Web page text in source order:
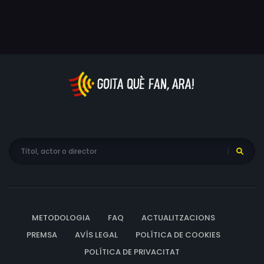
METODOLOGIA FAQ
ACTUALITZACIONS
PREMSA
AVÍS LEGAL
POLÍTICA DE COOKIES
POLÍTICA DE PRIVACITAT